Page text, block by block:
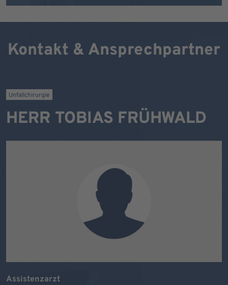
Kontakt & Ansprechpartner
Unfallchirurgie
HERR TOBIAS FRÜHWALD
Assistenzarzt